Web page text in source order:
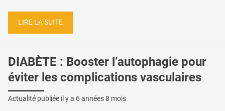
LIRE LA SUITE
DIABÈTE : Booster l’autophagie pour
éviter les complications vasculaires
Actualité publiée il y a 6 années 8 mois